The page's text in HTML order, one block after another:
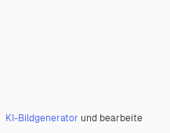
KI-Bildgenerator und bearbeite